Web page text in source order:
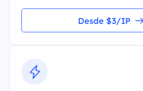
Desde $3/IP